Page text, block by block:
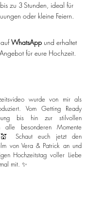
zu 3 Stunden, ideal für
oder kleine Feiern.
WhatsAppund erhaltet
für eure Hochzeit.
wurde von mir als
Vom Getting Ready
bis hin zur stilvollen
alle besonderen Momente
💒 Schaut euch jetzt den
von Vera & Patrick an und
Hochzeitstag voller Liebe
mit. ✨